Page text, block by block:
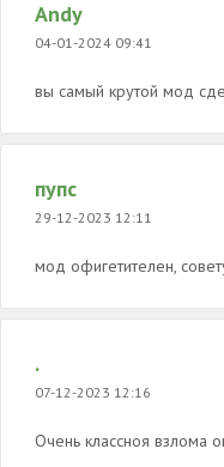
Andy
04-01-2024 09:41
вы самый крутой мод
пупс
29-12-2023 12:11
мод офигетителен,
.
07-12-2023 12:16
Очень классноя взлома